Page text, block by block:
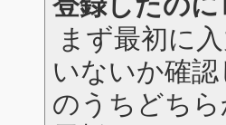
まず最初に
いないか確
のうちどち